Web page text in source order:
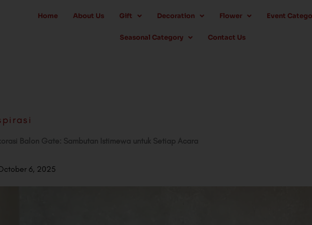
Home About Us Gift Decoration Flower Event
Seasonal Category Contact Us
Balon Gate: Sambutan Istimewa untuk Setiap Acara
6, 2025